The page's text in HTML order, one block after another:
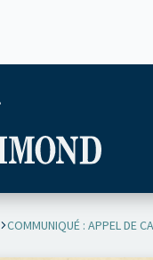
COMMUNIQUÉ : APPEL DE